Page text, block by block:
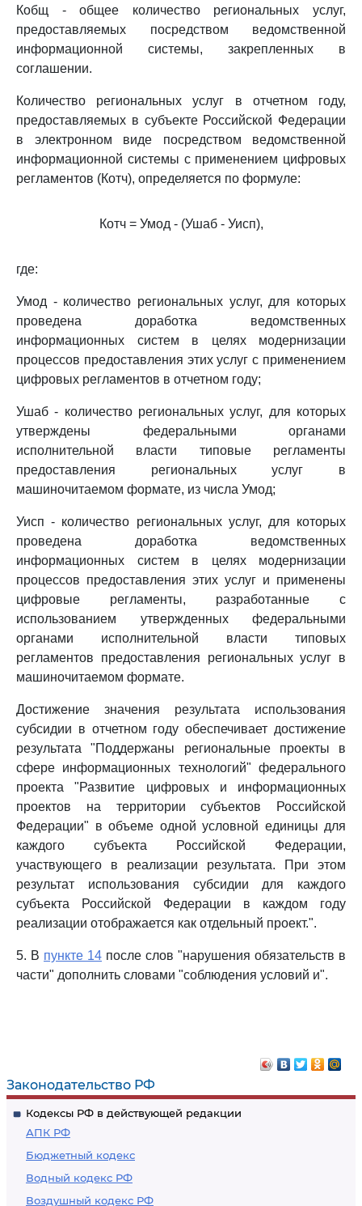
Законодательство РФ
Кодексы РФ в действующей редакции
АПК РФ
Бюджетный кодекс
Водный кодекс РФ
Воздушный кодекс РФ
Кобщ - общее количество региональных услуг,
предоставляемых посредством ведомственной
информационной системы, закрепленных в
соглашении.
Количество региональных услуг в отчетном году,
предоставляемых в субъекте Российской Федерации
в электронном виде посредством ведомственной
информационной системы с применением цифровых
регламентов (Котч), определяется по формуле:
Котч = Умод - (Ушаб - Уисп),
где:
Умод - количество региональных услуг, для которых
проведена доработка ведомственных
информационных систем в целях модернизации
процессов предоставления этих услуг с применением
цифровых регламентов в отчетном году;
Ушаб - количество региональных услуг, для которых
утверждены федеральными органами
исполнительной власти типовые регламенты
предоставления региональных услуг в
машиночитаемом формате, из числа Умод;
Уисп - количество региональных услуг, для которых
проведена доработка ведомственных
информационных систем в целях модернизации
процессов предоставления этих услуг и применены
цифровые регламенты, разработанные с
использованием утвержденных федеральными
органами исполнительной власти типовых
регламентов предоставления региональных услуг в
машиночитаемом формате.
Достижение значения результата использования
субсидии в отчетном году обеспечивает достижение
результата "Поддержаны региональные проекты в
сфере информационных технологий" федерального
проекта "Развитие цифровых и информационных
проектов на территории субъектов Российской
Федерации" в объеме одной условной единицы для
каждого субъекта Российской Федерации,
участвующего в реализации результата. При этом
результат использования субсидии для каждого
субъекта Российской Федерации в каждом году
реализации отображается как отдельный проект.".
5. В пункте 14 после слов "нарушения обязательств в
части" дополнить словами "соблюдения условий и".